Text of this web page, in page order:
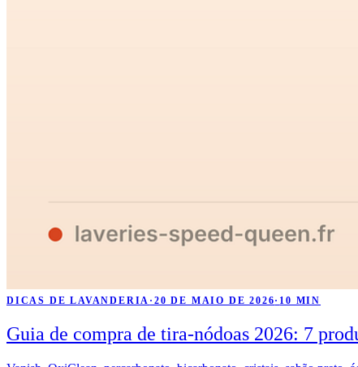
DICAS DE LAVANDERIA ·20 DE MAIO DE 2026· 10 MIN
Guia de compra de tira-nódoas 2026: 7